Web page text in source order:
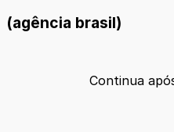
(agência brasil)
Continua